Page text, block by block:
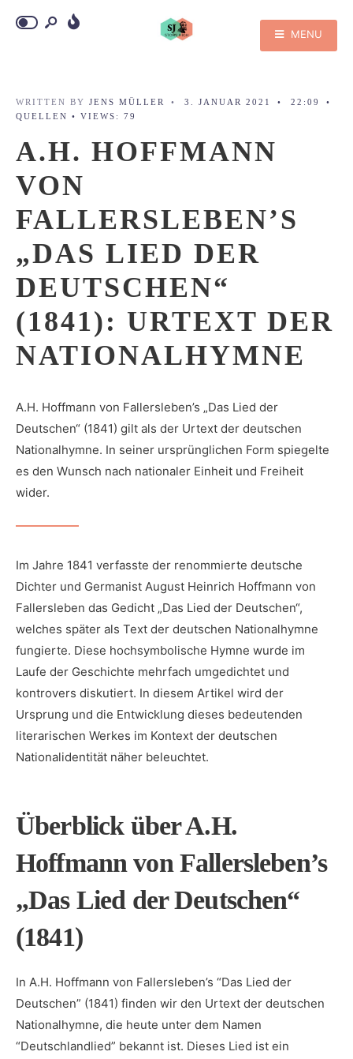
MENU
WRITTEN BY JENS MÜLLER • 3. JANUAR 2021 • 22:09
•
QUELLEN • VIEWS: 79
A.H. HOFFMANN
VON
FALLERSLEBEN’S
„DAS LIED DER
DEUTSCHEN“
(1841): URTEXT DER
NATIONALHYMNE
A.H. Hoffmann von Fallersleben’s „Das Lied der
Deutschen“ (1841) gilt als der Urtext der deutschen
Nationalhymne. In seiner ursprünglichen Form spiegelte
es den Wunsch nach nationaler Einheit und Freiheit
wider.
Im Jahre 1841 verfasste​ der renommierte deutsche
Dichter und Germanist August Heinrich Hoffmann von​
Fallersleben⁢ das Gedicht „Das Lied⁢ der Deutschen“,
‌welches später als Text der deutschen Nationalhymne
fungierte. Diese⁣ hochsymbolische Hymne ‍wurde im
⁢Laufe ‍der Geschichte mehrfach umgedichtet und
kontrovers diskutiert. ‌In diesem ⁢Artikel wird der
Ursprung und die‌ Entwicklung dieses bedeutenden
literarischen Werkes im​ Kontext der deutschen
Nationalidentität näher‌ beleuchtet.
Überblick über A.H.
Hoffmann von Fallersleben’s
„Das Lied der Deutschen“
(1841)
In A.H. Hoffmann von Fallersleben’s “Das Lied der
Deutschen” (1841)⁢ finden wir ⁣den Urtext der deutschen
Nationalhymne, die ‌heute unter dem Namen
“Deutschlandlied” bekannt ist. Dieses‍ Lied ist ein